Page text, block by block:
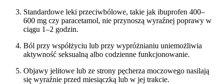
Standardowe leki przeciwbólowe, takie jak ibuprofen 400–
600 mg czy paracetamol, nie przynoszą wyraźnej poprawy w
ciągu 1–2 godzin.
Ból przy współżyciu lub przy wypróżnianiu uniemożliwia
aktywność seksualną albo codzienne funkcjonowanie.
Objawy jelitowe lub ze strony pęcherza moczowego nasilają
się wyraźnie przed miesiączką lub w jej trakcie.